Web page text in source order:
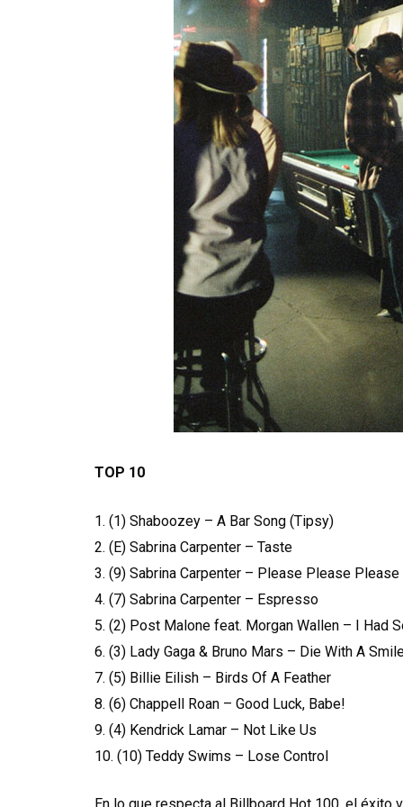
TOP 10
1. (1) Shaboozey – A Bar Song (Tipsy)
2. (E) Sabrina Carpenter – Taste
3. (9) Sabrina Carpenter – Please Please Please
4. (7) Sabrina Carpenter – Espresso
5. (2) Post Malone feat. Morgan Wallen – I Had
6. (3) Lady Gaga & Bruno Mars – Die With A
7. (5) Billie Eilish – Birds Of A Feather
8. (6) Chappell Roan – Good Luck, Babe!
9. (4) Kendrick Lamar – Not Like Us
10. (10) Teddy Swims – Lose Control